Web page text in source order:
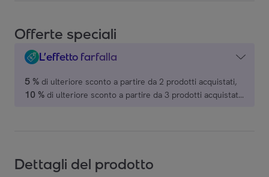
Offerte speciali
L’effetto farfalla
5 % di ulteriore sconto a partire da 2 prodotti acquistati,
10 % di ulteriore sconto a partire da 3 prodotti acquistati,
Dettagli del prodotto